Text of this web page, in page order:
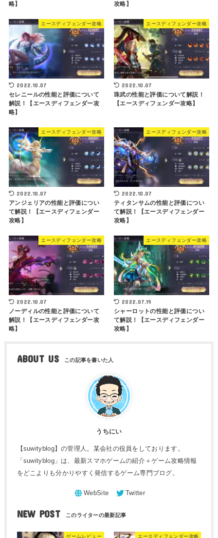
略】
攻略】
エースディフェンダー攻略
2022.10.07
セレニールの性能と評価について
解説！【エースディフェンダー攻
略】
エースディフェンダー攻略
2022.10.07
珠武の性能と評価について解説！
【エースディフェンダー攻略】
エースディフェンダー攻略
2022.10.07
アンジェリアの性能と評価につい
て解説！【エースディフェンダー
攻略】
エースディフェンダー攻略
2022.10.07
ティタンサムの性能と評価につい
て解説！【エースディフェンダー
攻略】
エースディフェンダー攻略
2022.10.07
ノーディルの性能と評価について
解説！【エースディフェンダー攻
略】
エースディフェンダー攻略
2022.07.19
シャーロットの性能と評価につい
て解説！【エースディフェンダー
攻略】
ABOUT US
うちにい
【suwityblog】の管理人。某会社の役員をしております。
「suwityblog」は、最新スマホゲームの紹介＋ゲーム攻略情報
をどこよりも分かりやすく発信するゲーム専門ブログ。
NEW POST
ゲームレビュー エースディフェンダー攻略